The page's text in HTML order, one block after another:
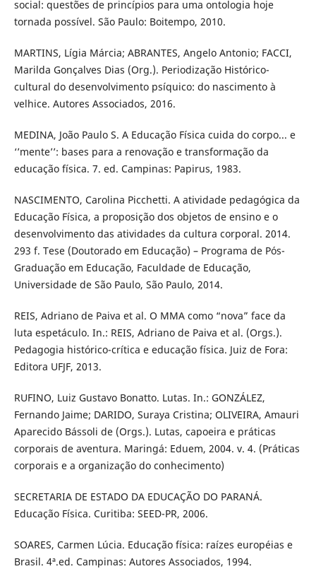
social: questões de princípios para uma ontologia hoje
tornada possível. São Paulo: Boitempo, 2010.
MARTINS, Lígia Márcia; ABRANTES, Angelo Antonio; FACCI,
Marilda Gonçalves Dias (Org.). Periodização Histórico-
cultural do desenvolvimento psíquico: do nascimento à
velhice. Autores Associados, 2016.
MEDINA, João Paulo S. A Educação Física cuida do corpo... e
‘’mente’’: bases para a renovação e transformação da
educação física. 7. ed. Campinas: Papirus, 1983.
NASCIMENTO, Carolina Picchetti. A atividade pedagógica da
Educação Física, a proposição dos objetos de ensino e o
desenvolvimento das atividades da cultura corporal. 2014.
293 f. Tese (Doutorado em Educação) – Programa de Pós-
Graduação em Educação, Faculdade de Educação,
Universidade de São Paulo, São Paulo, 2014.
REIS, Adriano de Paiva et al. O MMA como “nova” face da
luta espetáculo. In.: REIS, Adriano de Paiva et al. (Orgs.).
Pedagogia histórico-crítica e educação física. Juiz de Fora:
Editora UFJF, 2013.
RUFINO, Luiz Gustavo Bonatto. Lutas. In.: GONZÁLEZ,
Fernando Jaime; DARIDO, Suraya Cristina; OLIVEIRA, Amauri
Aparecido Bássoli de (Orgs.). Lutas, capoeira e práticas
corporais de aventura. Maringá: Eduem, 2004. v. 4. (Práticas
corporais e a organização do conhecimento)
SECRETARIA DE ESTADO DA EDUCAÇÃO DO PARANÁ.
Educação Física. Curitiba: SEED-PR, 2006.
SOARES, Carmen Lúcia. Educação física: raízes européias e
Brasil. 4ª.ed. Campinas: Autores Associados, 1994.